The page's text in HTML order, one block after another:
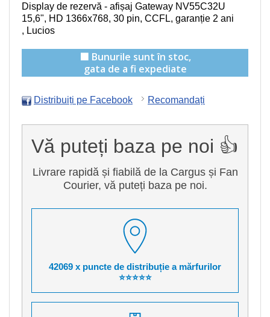
Display de rezervă - afișaj Gateway NV55C32U
15,6", HD 1366x768, 30 pin, CCFL, garanție 2 ani
, Lucios
🟩 Bunurile sunt în stoc,
gata de a fi expediate
Distribuiți pe Facebook Recomandați
Vă puteți baza pe noi 👍
Livrare rapidă și fiabilă de la Cargus și Fan
Courier, vă puteți baza pe noi.
42069 x puncte de distribuție a mărfurilor
⭐⭐⭐⭐⭐